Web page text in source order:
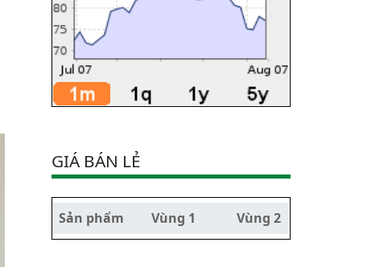
GIÁ BÁN LẺ
Sản phẩm Vùng 1 Vùng 2